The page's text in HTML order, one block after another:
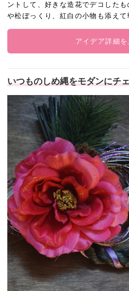
ントして、好きな造花でデコした
や松ぼっくり、紅白の小物も添えて
アイデア詳細を
いつものしめ縄をモダンにチ